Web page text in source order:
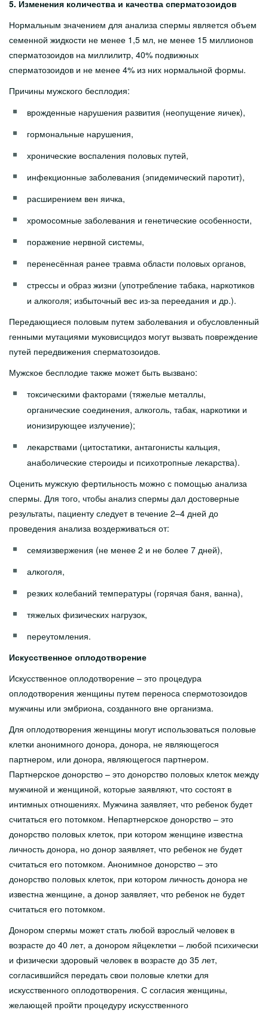
5. Изменения количества и качества сперматозоидов
Нормальным значением для анализа спермы является объем
семенной жидкости не менее 1,5 мл, не менее 15 миллионов
сперматозоидов на миллилитр, 40% подвижных
сперматозоидов и не менее 4% из них нормальной формы.
Причины мужского бесплодия:
врожденные нарушения развития (неопущение яичек),
гормональные нарушения,
хронические воспаления половых путей,
инфекционные заболевания (эпидемический паротит),
расширением вен яичка,
хромосомные заболевания и генетические особенности,
поражение нервной системы,
перенесённая ранее травма области половых органов,
стрессы и образ жизни (употребление табака, наркотиков
и алкоголя; избыточный вес из-за переедания и др.).
Передающиеся половым путем заболевания и обусловленный
генными мутациями муковисцидоз могут вызвать повреждение
путей передвижения сперматозоидов.
Мужское бесплодие также может быть вызвано:
токсическими факторами (тяжелые металлы,
органические соединения, алкоголь, табак, наркотики и
ионизирующее излучение);
лекарствами (цитостатики, антагонисты кальция,
анаболические стероиды и психотропные лекарства).
Оценить мужскую фертильность можно с помощью анализа
спермы. Для того, чтобы анализ спермы дал достоверные
результаты, пациенту следует в течение 2–4 дней до
проведения анализа воздерживаться от:
семяизвержения (не менее 2 и не более 7 дней),
алкоголя,
резких колебаний температуры (горячая баня, ванна),
тяжелых физических нагрузок,
переутомления.
Искусственное оплодотворение
Искусственное оплодотворение – это процедура
оплодотворения женщины путем переноса спермотозоидов
мужчины или эмбриона, созданного вне организма.
Для оплодотворения женщины могут использоваться половые
клетки анонимного донора, донора, не являющегося
партнером, или донора, являющегося партнером.
Партнерское донорство – это донорство половых клеток между
мужчиной и женщиной, которые заявляют, что состоят в
интимных отношениях. Мужчина заявляет, что ребенок будет
считаться его потомком. Непартнерское донорство – это
донорство половых клеток, при котором женщине известна
личность донора, но донор заявляет, что ребенок не будет
считаться его потомком. Анонимное донорство – это
донорство половых клеток, при котором личность донора не
известна женщине, а донор заявляет, что ребенок не будет
считаться его потомком.
Донором спермы может стать любой взрослый человек в
возрасте до 40 лет, а донором яйцеклетки – любой психически
и физически здоровый человек в возрасте до 35 лет,
согласившийся передать свои половые клетки для
искусственного оплодотворения. С согласия женщины,
желающей пройти процедуру искусственного